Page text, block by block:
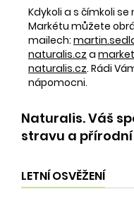
Kdykoli a s čímkoli
Markétu můžete
mailech:
naturalis.cz a
naturalis.cz. Rádi
nápomocni.
Naturalis. Váš
stravu a
LETNÍ OSVĚŽENÍ